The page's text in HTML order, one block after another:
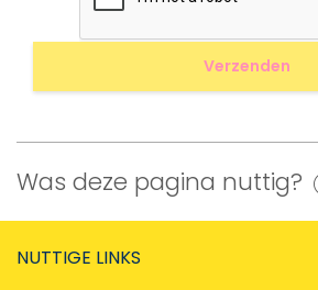
Was deze pagina nuttig?
NUTTIGE LINKS